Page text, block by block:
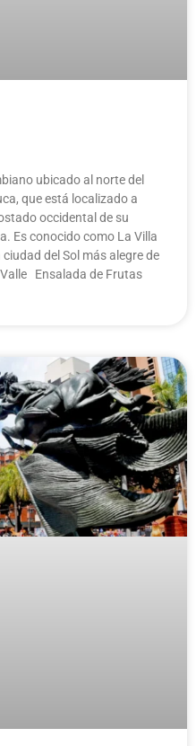
ubicado al norte del
que está localizado a
occidental de su
Es conocido como La Villa
del Sol más alegre de
Ensalada de Frutas